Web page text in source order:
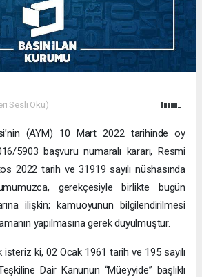
Sesli Oku)
(AYM) 10 Mart 2022 tarihinde oy
5903 başvuru numaralı kararı, Resmi
2022 tarih ve 31919 sayılı nüshasında
gerekçesiyle birlikte bugün
ilişkin; kamuoyunun bilgilendirilmesi
yapılmasına gerek duyulmuştur.
ki, 02 Ocak 1961 tarih ve 195 sayılı
Dair Kanunun “Müeyyide” başlıklı